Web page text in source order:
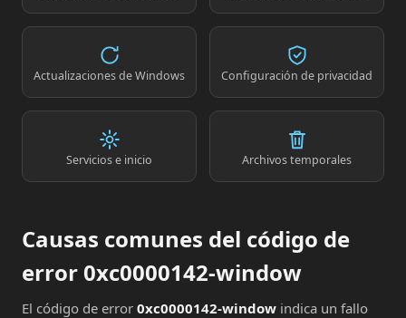
Actualizaciones de Windows Configuración de privacidad
Servicios e inicio Archivos temporales
Causas comunes del código de
error 0xc0000142-window
El código de error 0xc0000142-window indica un fallo